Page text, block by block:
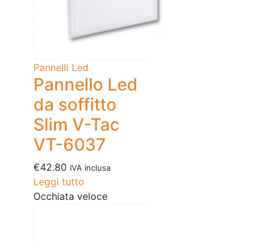
Pannelli Led
Pannello Led
da soffitto
Slim V-Tac
VT-6037
€42.80 IVA inclusa
Leggi tutto
Occhiata veloce